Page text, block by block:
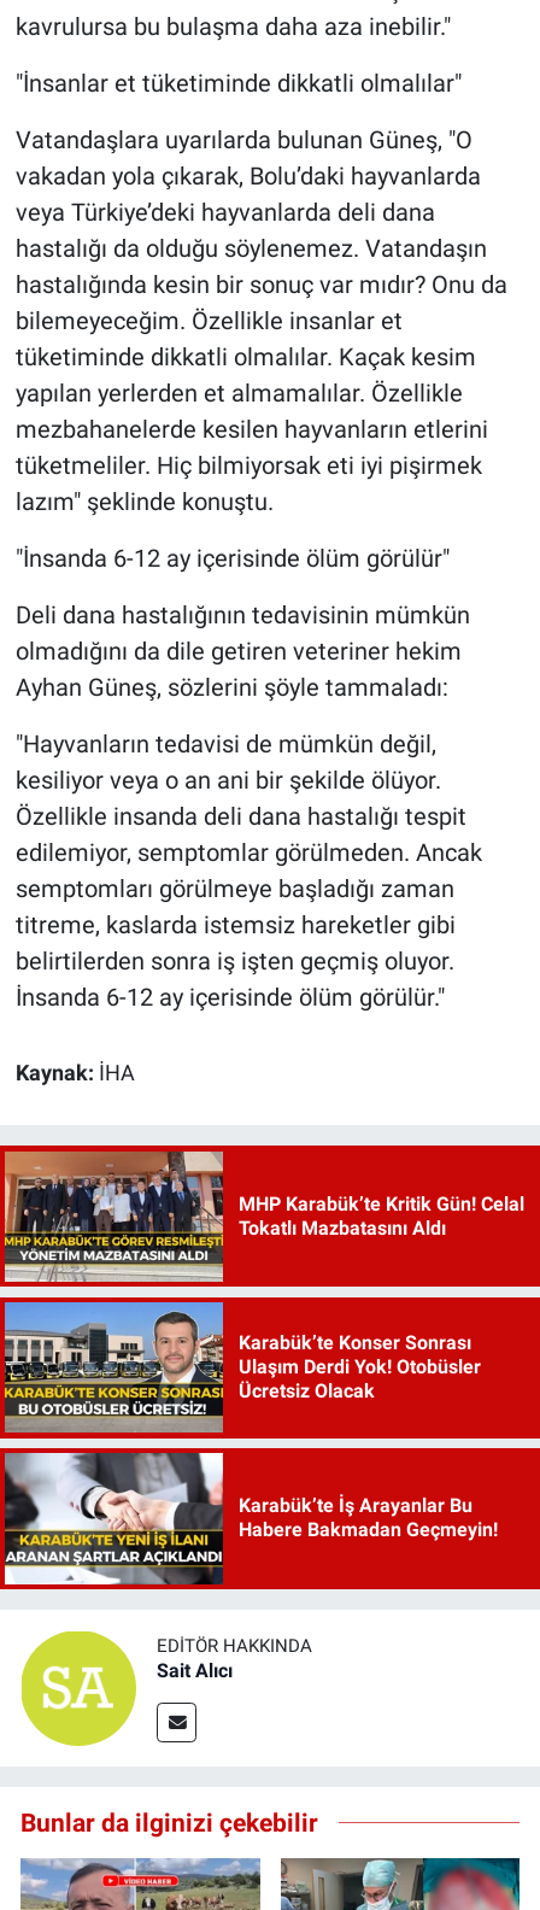
kavrulursa bu bulaşma daha aza inebilir."
"İnsanlar et tüketiminde dikkatli olmalılar"
Vatandaşlara uyarılarda bulunan Güneş, "O
vakadan yola çıkarak, Bolu’daki hayvanlarda
veya Türkiye’deki hayvanlarda deli dana
hastalığı da olduğu söylenemez. Vatandaşın
hastalığında kesin bir sonuç var mıdır? Onu da
bilemeyeceğim. Özellikle insanlar et
tüketiminde dikkatli olmalılar. Kaçak kesim
yapılan yerlerden et almamalılar. Özellikle
mezbahanelerde kesilen hayvanların etlerini
tüketmeliler. Hiç bilmiyorsak eti iyi pişirmek
lazım" şeklinde konuştu.
"İnsanda 6-12 ay içerisinde ölüm görülür"
Deli dana hastalığının tedavisinin mümkün
olmadığını da dile getiren veteriner hekim
Ayhan Güneş, sözlerini şöyle tammaladı:
"Hayvanların tedavisi de mümkün değil,
kesiliyor veya o an ani bir şekilde ölüyor.
Özellikle insanda deli dana hastalığı tespit
edilemiyor, semptomlar görülmeden. Ancak
semptomları görülmeye başladığı zaman
titreme, kaslarda istemsiz hareketler gibi
belirtilerden sonra iş işten geçmiş oluyor.
İnsanda 6-12 ay içerisinde ölüm görülür."
Kaynak: İHA
MHP Karabük’te Kritik Gün! Celal
Tokatlı Mazbatasını Aldı
Karabük’te Konser Sonrası
Ulaşım Derdi Yok! Otobüsler
Ücretsiz Olacak
Karabük’te İş Arayanlar Bu
Habere Bakmadan Geçmeyin!
EDITÖR HAKKINDA
Sait Alıcı
Bunlar da ilginizi çekebilir